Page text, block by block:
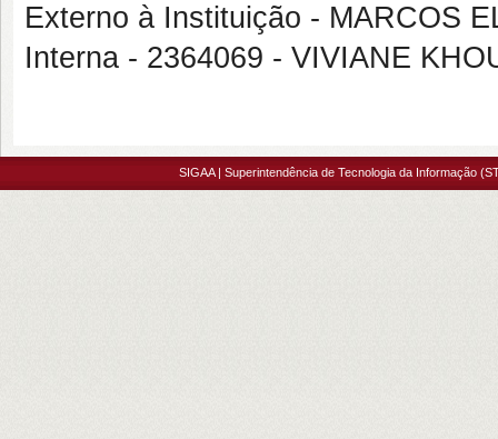
Externo à Instituição - MARCOS
Interna - 2364069 - VIVIANE
SIGAA | Superintendência de Tecnologia da Informação